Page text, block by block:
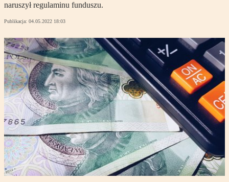
naruszył regulaminu funduszu.
Publikacja: 04.05.2022 18:03